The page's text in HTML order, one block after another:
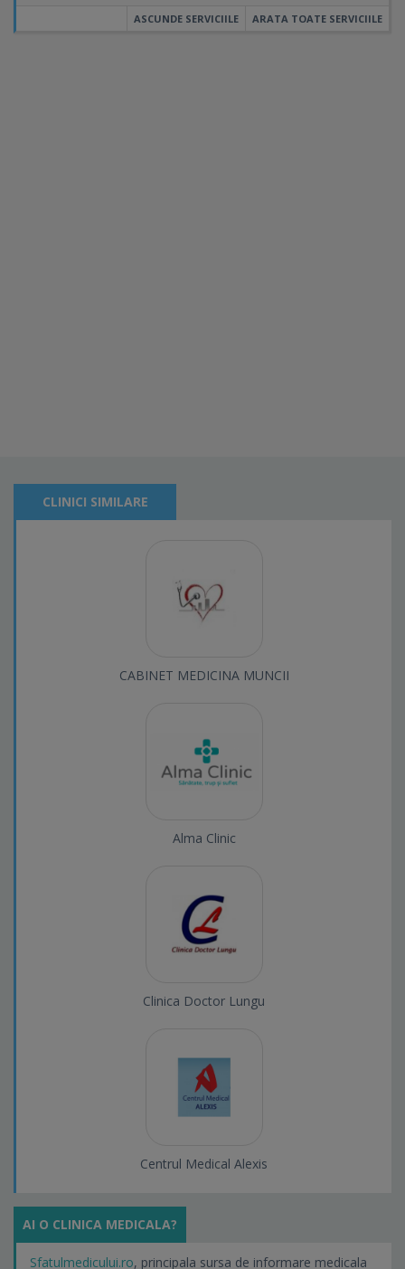
ARATA TOATE SERVICIILE
ASCUNDE SERVICIILE
CLINICI SIMILARE
CABINET MEDICINA MUNCII
Alma Clinic
Clinica Doctor Lungu
Centrul Medical Alexis
AI O CLINICA MEDICALA?
Sfatulmedicului.ro, principala sursa de informare medicala